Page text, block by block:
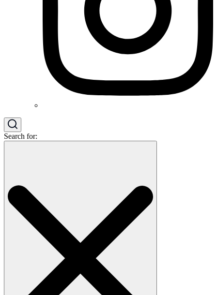
Search for: